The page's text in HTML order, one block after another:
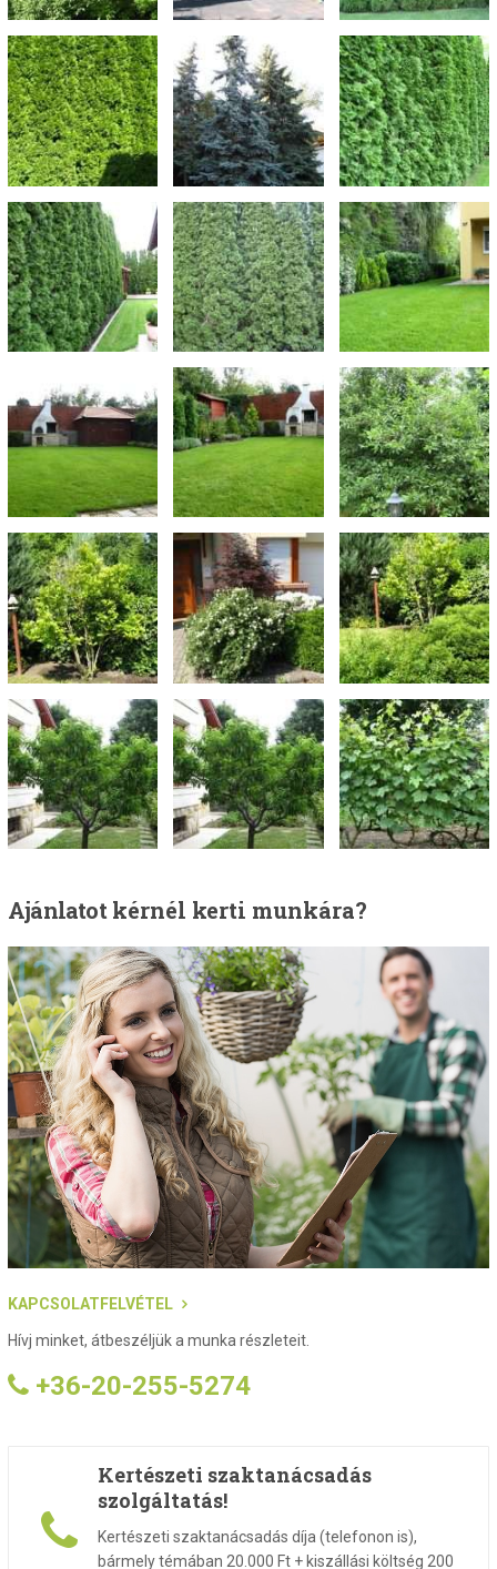
Ajánlatotkérnél kerti munkára?
KAPCSOLATFELVÉTEL
Hívj minket, átbeszéljük a munka részleteit.
+36-20-255-5274
Kertészeti szaktanácsadás
szolgáltatás!
Kertészeti szaktanácsadás díja (telefonon is),
bármely témában 20.000 Ft + kiszállási költség 200